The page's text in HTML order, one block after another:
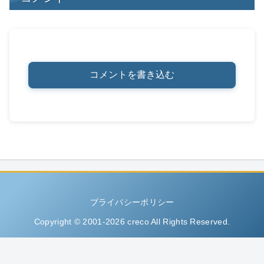
コメントを書き込む
プライバシーポリシー
Copyright © 2001-2026 creco All Rights Reserved.